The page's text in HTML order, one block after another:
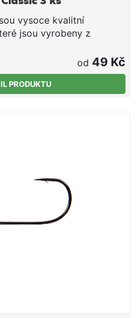
vysoce kvalitní
jsou vyrobeny z
od 49 Kč
PRODUKTU